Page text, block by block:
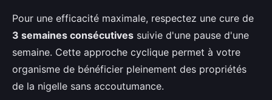
Pour une efficacité maximale, respectez une cure de
3 semaines consécutives suivie d'une pause d'une
semaine. Cette approche cyclique permet à votre
organisme de bénéficier pleinement des propriétés
de la nigelle sans accoutumance.